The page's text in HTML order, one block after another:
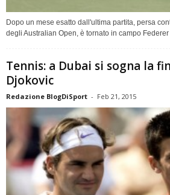
Dopo un mese esatto dall'ultima partita, persa
degli Australian Open, è tornato in campo
Tennis: a Dubai si sogna la
Djokovic
Redazione BlogDiSport - Feb 21, 2015